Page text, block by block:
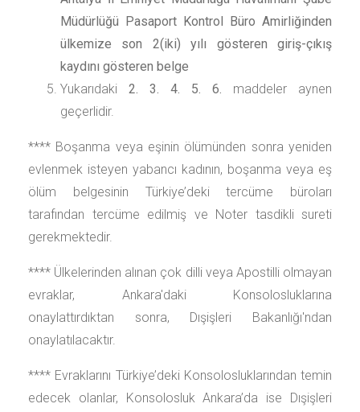
Müdürlüğü Pasaport Kontrol Büro Amirliğinden
ülkemize son 2(iki) yılı gösteren giriş-çıkış
kaydını gösteren belge
Yukarıdaki 2. 3. 4. 5. 6. maddeler aynen
geçerlidir.
**** Boşanma veya eşinin ölümünden sonra yeniden
evlenmek isteyen yabancı kadının, boşanma veya eş
ölüm belgesinin Türkiye’deki tercüme büroları
tarafından tercüme edilmiş ve Noter tasdikli sureti
gerekmektedir.
**** Ülkelerinden alınan çok dilli veya Apostilli olmayan
evraklar, Ankara'daki Konsolosluklarına
onaylattırdıktan sonra, Dışişleri Bakanlığı'ndan
onaylatılacaktır.
**** Evraklarını Türkiye’deki Konsolosluklarından temin
edecek olanlar, Konsolosluk Ankara’da ise Dışişleri